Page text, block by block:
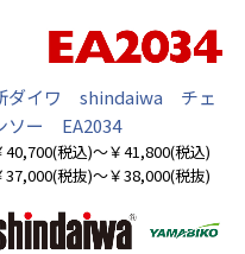
ダイワ shindaiwa チェ
ソー EA2034
40,700(税込)～￥41,800(税込)
37,000(税抜)～￥38,000(税抜)